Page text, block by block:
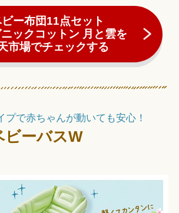
ー布団11点セット
ックコットン 月と雲を
市場でチェックする
プで赤ちゃんが動いても安心！
ーバスW